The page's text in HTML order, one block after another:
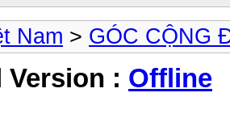
Nam > GÓC CỘNG
Version : Offline